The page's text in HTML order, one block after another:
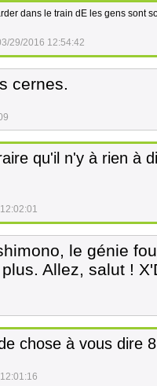
dans le train dE les gens sont
29/2016 12:54:42
cernes.
qu'il n'y à rien à
le génie
Allez, salut !
chose à vous dire